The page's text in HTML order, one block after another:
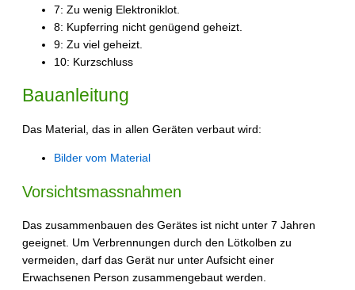
7: Zu wenig Elektroniklot.
8: Kupferring nicht genügend geheizt.
9: Zu viel geheizt.
10: Kurzschluss
Bauanleitung
Das Material, das in allen Geräten verbaut wird:
Bilder vom Material
Vorsichtsmassnahmen
Das zusammenbauen des Gerätes ist nicht unter 7 Jahren
geeignet. Um Verbrennungen durch den Lötkolben zu
vermeiden, darf das Gerät nur unter Aufsicht einer
Erwachsenen Person zusammengebaut werden.